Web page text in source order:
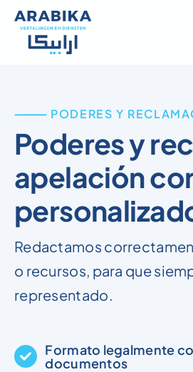
contenido
⸻ PODERES Y
Poderes y
apelación
Redactamos
o recursos, para que
representado.
Formato legalmente
documentos